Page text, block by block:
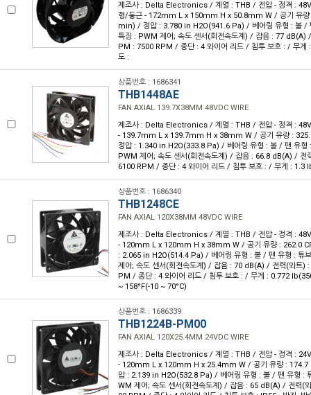
제조사 : Delta Electronics / 계열 : THB / 전압 - 정격 :
형/둥근 - 172mm L x 150mm H x 50.8mm W / 공기 유
min) / 정압 : 3.780 in H2O(941.6 Pa) / 베어링 유형 : 볼 /
특징 : PWM 제어; 속도 센서(회전속도계) / 잡음 : 77 dB(A)
PM : 7500 RPM / 종단 : 4 와이어 리드 / 침투 보호 : / 무
도 :
상품번호 : 1686341
THB1448AE
FAN AXIAL 139.7X38MM 48VDC WIRE
제조사 : Delta Electronics / 계열 : THB / 전압 - 정격 :
- 139.7mm L x 139.7mm H x 38mm W / 공기 유량 :
정압 : 1.340 in H2O(333.8 Pa) / 베어링 유형 : 볼 / 팬 유형
PWM 제어; 속도 센서(회전속도계) / 잡음 : 66.8 dB(A) /
6100 RPM / 종단 : 4 와이어 리드 / 침투 보호 : / 무게 : 1.3
상품번호 : 1686340
THB1248CE
FAN AXIAL 120X38MM 48VDC WIRE
제조사 : Delta Electronics / 계열 : THB / 전압 - 정격 :
- 120mm L x 120mm H x 38mm W / 공기 유량 : 262.0
: 2.065 in H2O(514.4 Pa) / 베어링 유형 : 볼 / 팬 유형 : 튜
제어; 속도 센서(회전속도계) / 잡음 : 70 dB(A) / 전력(와트)
PM / 종단 : 4 와이어 리드 / 침투 보호 : / 무게 : 0.772
~ 158°F(-10 ~ 70°C)
상품번호 : 1686339
THB1224B-PM00
FAN AXIAL 120X25.4MM 24VDC WIRE
제조사 : Delta Electronics / 계열 : THB / 전압 - 정격 :
- 120mm L x 120mm H x 25.4mm W / 공기 유량 :
압 : 2.139 in H2O(532.8 Pa) / 베어링 유형 : 볼 / 팬 유형 :
WM 제어; 속도 센서(회전속도계) / 잡음 : 65 dB(A) / 전력(